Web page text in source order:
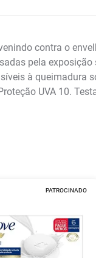
contra o
pela
à queimadura
UVA 10.
PATROCINADO